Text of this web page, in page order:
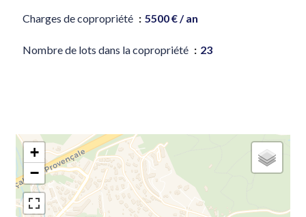
Charges de copropriété 5500 € / an
Nombre de lots dans la copropriété 23
+
−